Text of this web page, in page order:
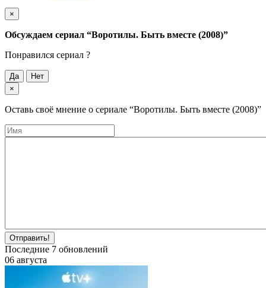
×
Обсуждаем cериал “Воротилы. Быть вместе (2008)”
Понравился cериал ?
Да
Нет
×
Оставь своё мнение о cериале “Воротилы. Быть вместе (2008)”
Отправить!
Последние 7 обновлений
06 августа